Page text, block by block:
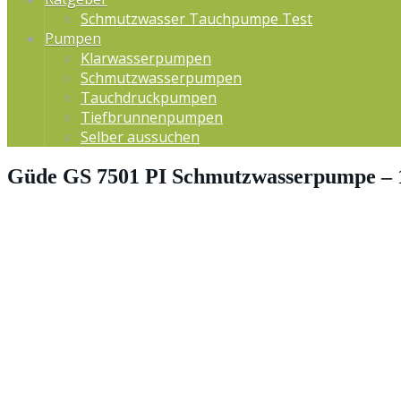
Schmutzwasser Tauchpumpe Test
Pumpen
Klarwasserpumpen
Schmutzwasserpumpen
Tauchdruckpumpen
Tiefbrunnenpumpen
Selber aussuchen
Güde GS 7501 PI Schmutzwasserpumpe –